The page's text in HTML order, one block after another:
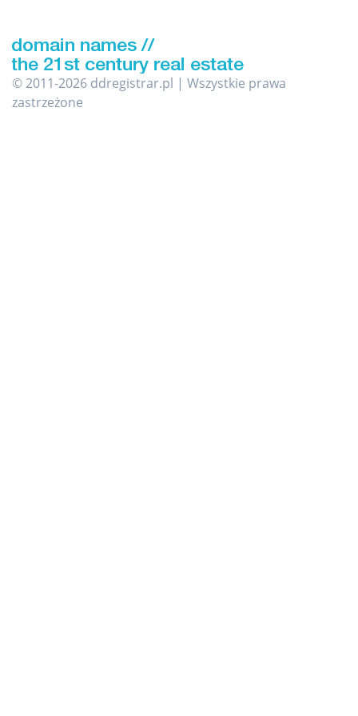
© 2011-2026 ddregistrar.pl | Wszystkie prawa
zastrzeżone